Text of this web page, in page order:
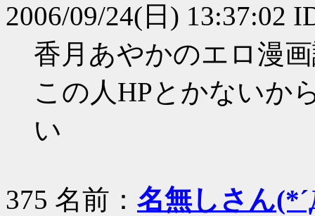
2006/09/24(日) 13:37:02
香月あやかのエロ漫
この人HPとかないか
い
375 名前： 名無しさん